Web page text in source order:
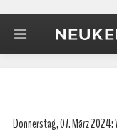
Donnerstag, 07. März 2024: